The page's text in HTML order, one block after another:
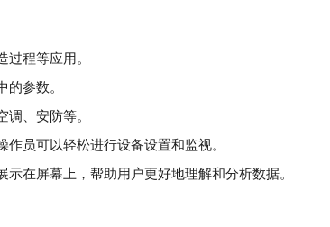
程等应用。
参数。
、安防等。
员可以轻松进行设备设置和监视。
在屏幕上，帮助用户更好地理解和分析数据。